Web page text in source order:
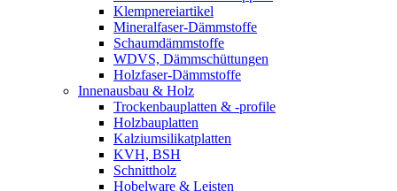
Klempnereiartikel
Mineralfaser-Dämmstoffe
Schaumdämmstoffe
WDVS, Dämmschüttungen
Holzfaser-Dämmstoffe
Innenausbau & Holz
Trockenbauplatten & -profile
Holzbauplatten
Kalziumsilikatplatten
KVH, BSH
Schnittholz
Hobelware & Leisten